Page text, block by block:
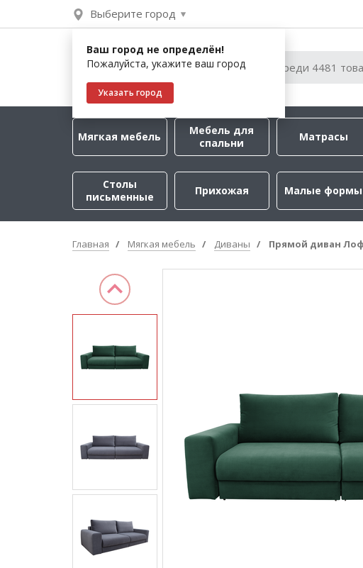
Выберите город
Ваш город не определён!
Пожалуйста, укажите ваш город
Указать город
Мягкая мебель
Мебель для
спальни
Матрасы
Столы
письменные
Прихожая Малые формы
Главная Мягкая мебель Диваны Прямой диван